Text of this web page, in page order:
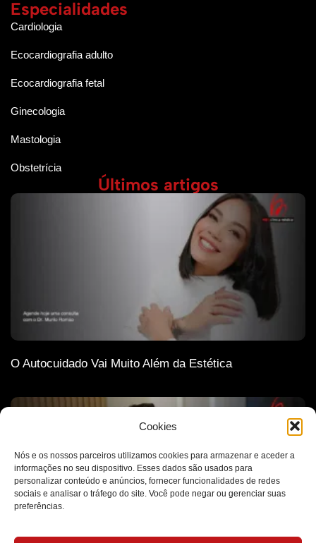
Cookies
Nós e os nossos parceiros utilizamos cookies para armazenar e aceder a
informações no seu dispositivo. Esses dados são usados para
personalizar conteúdo e anúncios, fornecer funcionalidades de redes
sociais e analisar o tráfego do site. Você pode negar ou gerenciar suas
preferências.
Especialidades
Cardiologia
Ecocardiografia adulto
Ecocardiografia fetal
Ginecologia
Mastologia
Obstetrícia
Últimos artigos
O Autocuidado Vai Muito Além da Estética